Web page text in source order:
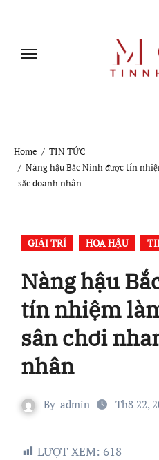
content
Home
TIN TỨC
Nàng hậu Bắc Ninh được tín
sắc doanh nhân
GIẢI TRÍ HOA HẬU
Nàng hậu
tín nhiệm
sân chơi
nhân
By admin Th8 22,
LƯỢT XEM: 618